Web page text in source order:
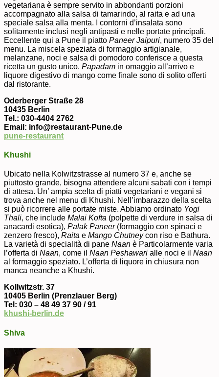
vegetariana è sempre servito in abbondanti porzioni
accompagnato alla salsa di tamarindo, al raita e ad una
speciale salsa alla menta. I contorni d’insalata sono
solitamente inclusi negli antipasti e nelle portate principali.
Eccellente qui a Pune il piatto Paneer Jaipuri, numero 35 del
menu. La miscela speziata di formaggio artigianale,
melanzane, noci e salsa di pomodoro conferisce a questa
ricetta un gusto unico. Papadam in omaggio all’arrivo e
liquore digestivo di mango come finale sono di solito offerti
dal ristorante.
Oderberger Straße 28
10435 Berlin
Tel.: 030-4404 2762
Email: info@restaurant-Pune.de
pune-restaurant
Khushi
Ubicato nella Kolwitzstrasse al numero 37 e, anche se
piuttosto grande, bisogna attendere alcuni sabati con i tempi
di attesa. Un’ ampia scelta di piatti vegetariani e vegani si
trova anche nel menu di Khushi. Nell’imbarazzo della scelta
si può ricorrere alle portate miste. Abbiamo ordinato Yogi
Thali, che include Malai Kofta (polpette di verdure in salsa di
anacardi esotica), Palak Paneer(formaggio con spinaci e
zenzero fresco), Raita e Mango Chutneycon riso e Bathura.
La varietà di specialità di pane Naan è Particolarmente varia
l’offerta di Naan, come il Naan Peshawari alle noci e il Naan
al formaggio speziato. L’offerta di liquore in chiusura non
manca neanche a Khushi.
Kollwitzstr. 37
10405 Berlin (Prenzlauer Berg)
Tel: 030 – 48 49 37 90 / 91
khushi-berlin.de
Shiva